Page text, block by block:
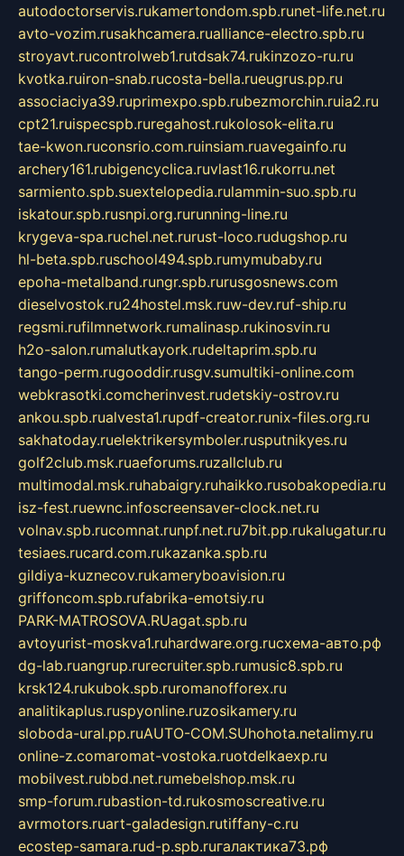
autodoctorservis.rukamertondom.spb.runet-life.net.ru
avto-vozim.rusakhcamera.rualliance-electro.spb.ru
stroyavt.rucontrolweb1.rutdsak74.rukinzozo-ru.ru
kvotka.ruiron-snab.rucosta-bella.rueugrus.pp.ru
associaciya39.ruprimexpo.spb.rubezmorchin.ruia2.ru
cpt21.ruispecspb.ruregahost.rukolosok-elita.ru
tae-kwon.ruconsrio.com.ruinsiam.ruavegainfo.ru
archery161.rubigencyclica.ruvlast16.rukorru.net
sarmiento.spb.suextelopedia.rulammin-suo.spb.ru
iskatour.spb.rusnpi.org.rurunning-line.ru
krygeva-spa.ruchel.net.rurust-loco.rudugshop.ru
hl-beta.spb.ruschool494.spb.rumymubaby.ru
epoha-metalband.rungr.spb.rurusgosnews.com
dieselvostok.ru24hostel.msk.ruw-dev.ruf-ship.ru
regsmi.rufilmnetwork.rumalinasp.rukinosvin.ru
h2o-salon.rumalutkayork.rudeltaprim.spb.ru
tango-perm.rugooddir.rusgv.sumultiki-online.com
webkrasotki.comcherinvest.rudetskiy-ostrov.ru
ankou.spb.rualvesta1.rupdf-creator.runix-files.org.ru
sakhatoday.ruelektrikersymboler.rusputnikyes.ru
golf2club.msk.ruaeforums.ruzallclub.ru
multimodal.msk.ruhabaigry.ruhaikko.rusobakopedia.ru
isz-fest.ruewnc.infoscreensaver-clock.net.ru
volnav.spb.rucomnat.runpf.net.ru7bit.pp.rukalugatur.ru
tesiaes.rucard.com.rukazanka.spb.ru
gildiya-kuznecov.rukameryboavision.ru
griffoncom.spb.rufabrika-emotsiy.ru
PARK-MATROSOVA.RUagat.spb.ru
avtoyurist-moskva1.ruhardware.org.ruсхема-авто.рф
dg-lab.ruangrup.rurecruiter.spb.rumusic8.spb.ru
krsk124.rukubok.spb.ruromanofforex.ru
analitikaplus.ruspyonline.ruzosikamery.ru
sloboda-ural.pp.ruAUTO-COM.SUhohota.netalimy.ru
online-z.comaromat-vostoka.ruotdelkaexp.ru
mobilvest.rubbd.net.rumebelshop.msk.ru
smp-forum.rubastion-td.rukosmoscreative.ru
avrmotors.ruart-galadesign.rutiffany-c.ru
ecostep-samara.rud-p.spb.ruгалактика73.рф